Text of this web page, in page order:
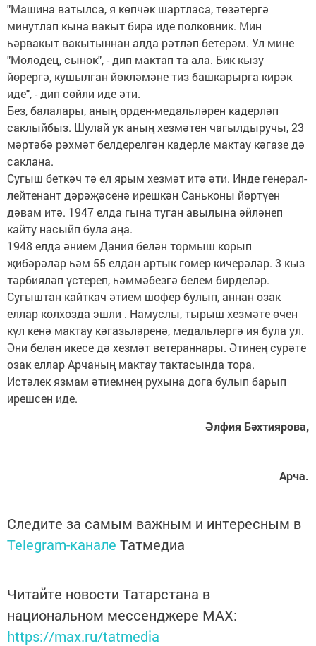
"Машина ватылса, я көпчәк шартласа, төзәтергә
минутлап кына вакыт бирә иде полковник. Мин
һәрвакыт вакытыннан алда рәтләп бетерәм. Ул мине
"Молодец, сынок", - дип мактап та ала. Бик кызу
йөрергә, кушылган йөкләмәне тиз башкарырга кирәк
иде", - дип сөйли иде әти.
Без, балалары, аның орден-медальләрен кадерләп
саклыйбыз. Шулай ук аның хезмәтен чагылдыручы, 23
мәртәбә рәхмәт белдерелгән кадерле мактау кәгазе дә
саклана.
Сугыш беткәч тә ел ярым хезмәт итә әти. Инде генерал-
лейтенант дәрәҗәсенә ирешкән Саньконы йөртүен
дәвам итә. 1947 елда гына туган авылына әйләнеп
кайту насыйп була аңа.
1948 елда әнием Дания белән тормыш корып
җибәрәләр һәм 55 елдан артык гомер кичерәләр. 3 кыз
тәрбияләп үстереп, һәммәбезгә белем бирделәр.
Сугыштан кайткач әтием шофер булып, аннан озак
еллар колхозда эшли . Намуслы, тырыш хезмәте өчен
күл кенә мактау кәгазьләренә, медальләргә ия була ул.
Әни белән икесе дә хезмәт ветераннары. Әтинең сурәте
озак еллар Арчаның мактау тактасында тора.
Истәлек язмам әтиемнең рухына дога булып барып
ирешсен иде.
Әлфия Бәхтиярова,
Арча.
Следите за самым важным и интересным в
Telegram-канале Татмедиа
Читайте новости Татарстана в
национальном мессенджере MАХ:
https://max.ru/tatmedia